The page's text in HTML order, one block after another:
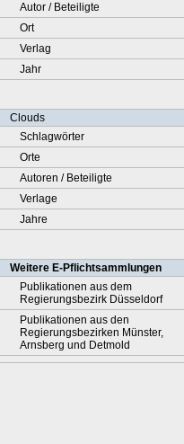
Autor / Beteiligte
Ort
Verlag
Jahr
Clouds
Schlagwörter
Orte
Autoren / Beteiligte
Verlage
Jahre
Weitere E-Pflichtsammlungen
Publikationen aus dem
Regierungsbezirk Düsseldorf
Publikationen aus den
Regierungsbezirken Münster,
Arnsberg und Detmold